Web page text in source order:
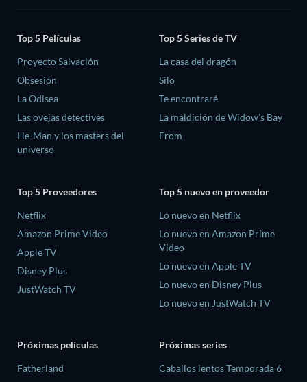
Top 5 Películas
Proyecto Salvación
Obsesión
La Odisea
Las ovejas detectives
He-Man y los masters del
universo
Top 5 Series de TV
La casa del dragón
Silo
Te encontraré
La maldición de Widow's Bay
From
Top 5 Proveedores
Netflix
Amazon Prime Video
Apple TV
Disney Plus
JustWatch TV
Top 5 nuevo en proveedor
Lo nuevo en Netflix
Lo nuevo en Amazon Prime
Video
Lo nuevo en Apple TV
Lo nuevo en Disney Plus
Lo nuevo en JustWatch TV
Próximas películas
Fatherland
Próximas series
Caballos lentos Temporada 6